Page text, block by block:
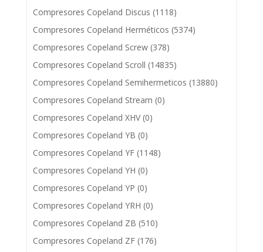
Compresores Copeland Discus (1118)
Compresores Copeland Herméticos (5374)
Compresores Copeland Screw (378)
Compresores Copeland Scroll (14835)
Compresores Copeland Semihermeticos (13880)
Compresores Copeland Stream (0)
Compresores Copeland XHV (0)
Compresores Copeland YB (0)
Compresores Copeland YF (1148)
Compresores Copeland YH (0)
Compresores Copeland YP (0)
Compresores Copeland YRH (0)
Compresores Copeland ZB (510)
Compresores Copeland ZF (176)